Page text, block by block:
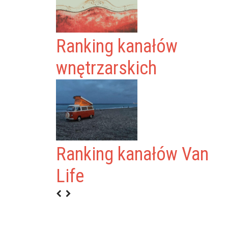
Ranking kanałów
wnętrzarskich
Ranking kanałów Van
Life